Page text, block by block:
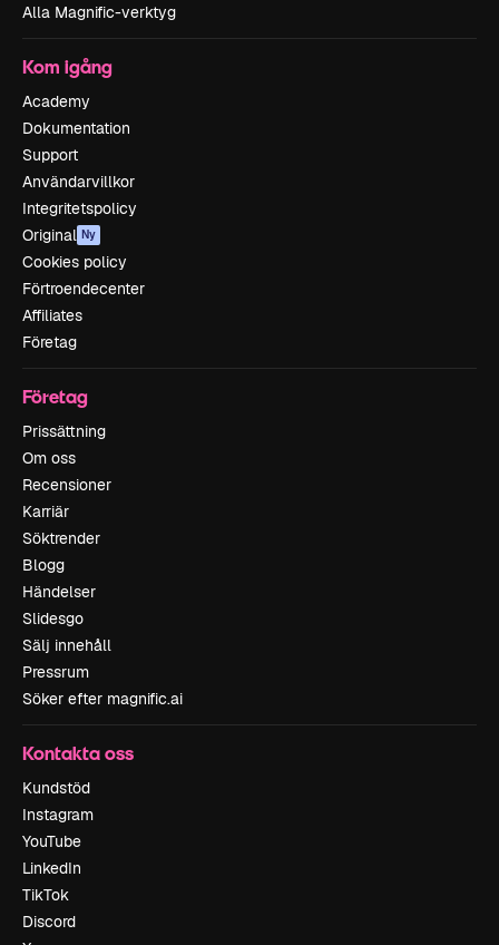
Alla Magnific-verktyg
Kom igång
Academy
Dokumentation
Support
Användarvillkor
Integritetspolicy
Original Ny
Cookies policy
Förtroendecenter
Affiliates
Företag
Företag
Prissättning
Om oss
Recensioner
Karriär
Söktrender
Blogg
Händelser
Slidesgo
Sälj innehåll
Pressrum
Söker efter magnific.ai
Kontakta oss
Kundstöd
Instagram
YouTube
LinkedIn
TikTok
Discord